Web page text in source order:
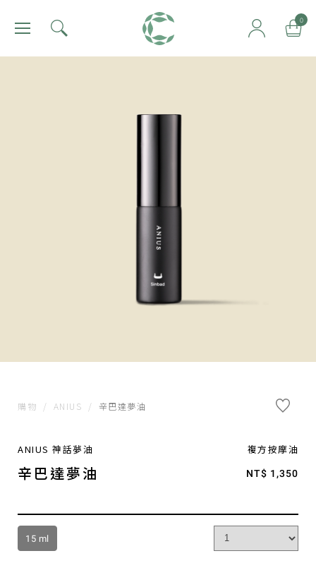
肯園 Canjune 0
購物 / ANIUS / 辛巴達夢油
ANIUS 神話夢油 複方按摩油
辛巴達夢油 NT$ 1,350
15 ml